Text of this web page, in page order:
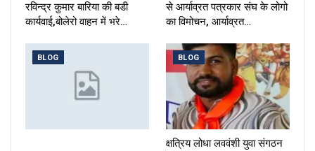
रविन्द्र कुमार बारिया की बडी
कार्यवाई,बोलेरो वाहन में भरे…
से आर्याव्रत पत्रकार संघ के लोगो
का विमोचन, आर्याव्रत…
BLOG BLOG
क्षत्रिय लोधा लववंशी युवा संगठन